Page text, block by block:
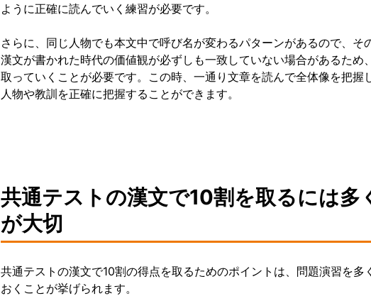
ように正確に読んでいく練習が必要です。
さらに、同じ人物でも本文中で呼び名が変わるパターンがあるので、
漢文が書かれた時代の価値観が必ずしも一致していない場合があるた
取っていくことが必要です。この時、一通り文章を読んで全体像を把
人物や教訓を正確に把握することができます。
共通テストの漢文で10割を取るには多
が大切
共通テストの漢文で10割の得点を取るためのポイントは、問題演習を
おくことが挙げられます。